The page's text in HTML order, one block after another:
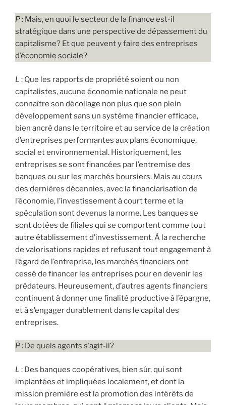
P: Mais, en quoi le secteur de la finance est-il
stratégique dans une perspective de dépassement du
capitalisme? Et que peuvent y faire des entreprises
d’économie sociale?
L : Que les rapports de propriété soient ou non
capitalistes, aucune économie nationale ne peut
connaître son décollage non plus que son plein
développement sans un système financier efficace,
bien ancré dans le territoire et au service de la création
d’entreprises performantes aux plans économique,
social et environnemental. Historiquement, les
entreprises se sont financées par l’entremise des
banques ou sur les marchés boursiers. Mais au cours
des dernières décennies, avec la financiarisation de
l’économie, l’investissement à court terme et la
spéculation sont devenus la norme. Les banques se
sont dotées de filiales qui se comportent comme tout
autre établissement d’investissement. À la recherche
de valorisations rapides et refusant tout engagement à
l’égard de l’entreprise, les marchés financiers ont
cessé de financer les entreprises pour en devenir les
prédateurs. Heureusement, d’autres agents financiers
continuent à donner une finalité productive à l’épargne,
et à s’engager durablement dans le capital des
entreprises.
P: De quels agents s’agit-il?
L : Des banques coopératives, bien sûr, qui sont
implantées et impliquées localement, et dont la
mission première est la promotion des intérêts de